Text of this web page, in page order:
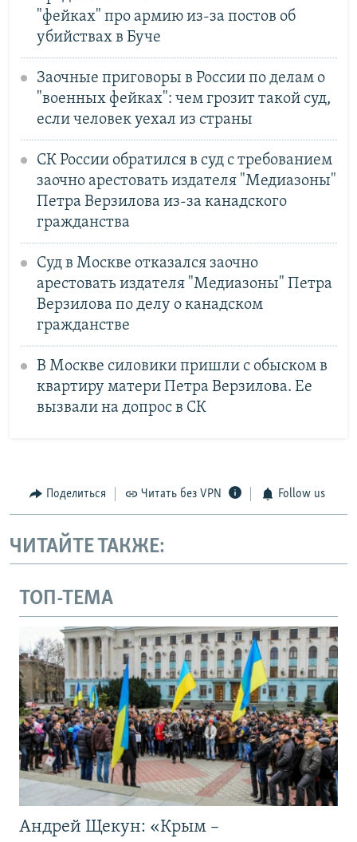
"фейках" про армию из-за постов об
убийствах в Буче
Заочные приговоры в России по делам о
"военных фейках": чем грозит такой суд,
если человек уехал из страны
СК России обратился в суд с требованием
заочно арестовать издателя "Медиазоны"
Петра Верзилова из-за канадского
гражданства
Суд в Москве отказался заочно
арестовать издателя "Медиазоны" Петра
Верзилова по делу о канадском
гражданстве
В Москве силовики пришли с обыском в
квартиру матери Петра Верзилова. Ее
вызвали на допрос в СК
Поделиться Читать без VPN Follow us
ЧИТАЙТЕ ТАКЖЕ:
ТОП-ТЕМА
Андрей Щекун: «Крым –